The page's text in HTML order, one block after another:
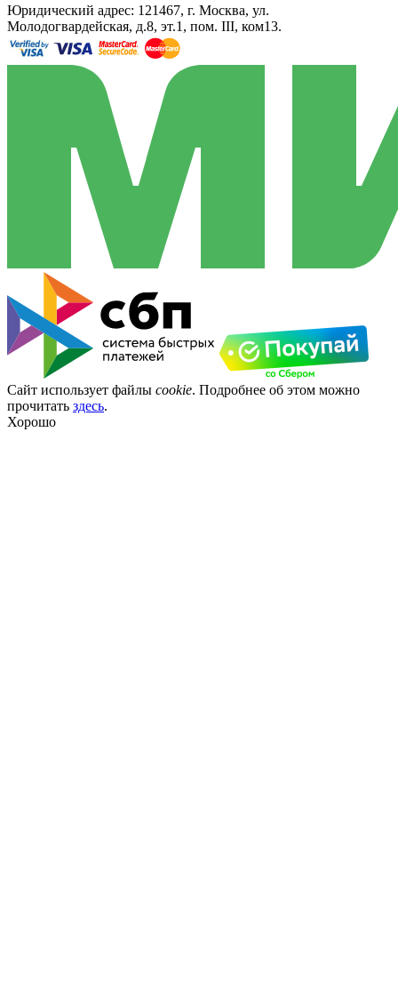
Юридический адрес: 121467, г. Москва, ул.
Молодогвардейская, д.8, эт.1, пом. III, ком13.
Сайт использует файлы cookie. Подробнее об этом можно
прочитать здесь.
Хорошо